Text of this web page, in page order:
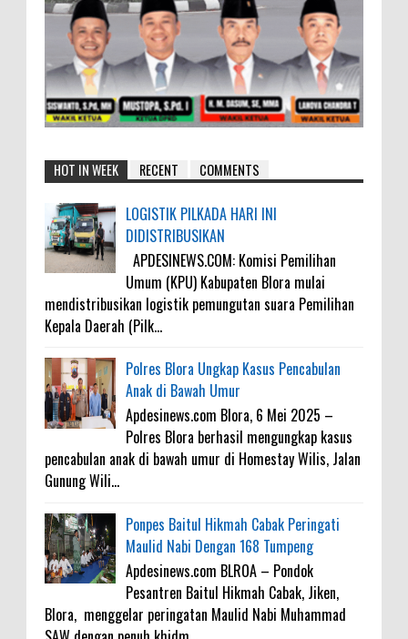
HOT IN WEEK RECENT COMMENTS
LOGISTIK PILKADA HARI INI
DIDISTRIBUSIKAN
APDESINEWS.COM: Komisi Pemilihan
Umum (KPU) Kabupaten Blora mulai
mendistribusikan logistik pemungutan suara Pemilihan
Kepala Daerah (Pilk...
Polres Blora Ungkap Kasus Pencabulan
Anak di Bawah Umur
Apdesinews.com Blora, 6 Mei 2025 –
Polres Blora berhasil mengungkap kasus
pencabulan anak di bawah umur di Homestay Wilis, Jalan
Gunung Wili...
Ponpes Baitul Hikmah Cabak Peringati
Maulid Nabi Dengan 168 Tumpeng
Apdesinews.com BLROA – Pondok
Pesantren Baitul Hikmah Cabak, Jiken,
Blora, menggelar peringatan Maulid Nabi Muhammad